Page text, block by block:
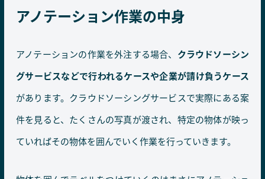
アノテーション作業の中身
アノテーションの作業を外注する場合、 クラウドソーシン
グサービスなどで行われるケースや企業が請け負うケース
があります。クラウドソーシングサービスで実際にある案
件を見ると、たくさんの写真が渡され、特定の物体が映っ
ていればその物体を囲んでいく作業を行っていきます。